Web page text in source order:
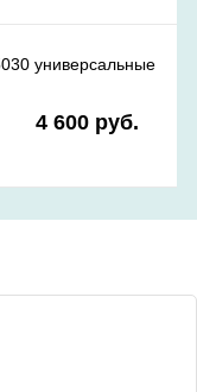
универсальные
4 600 руб.